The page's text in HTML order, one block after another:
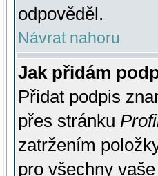
odpověděl.
Návrat nahoru
Jak přidám
Přidat podpis
přes stránku
zatržením
pro všechny